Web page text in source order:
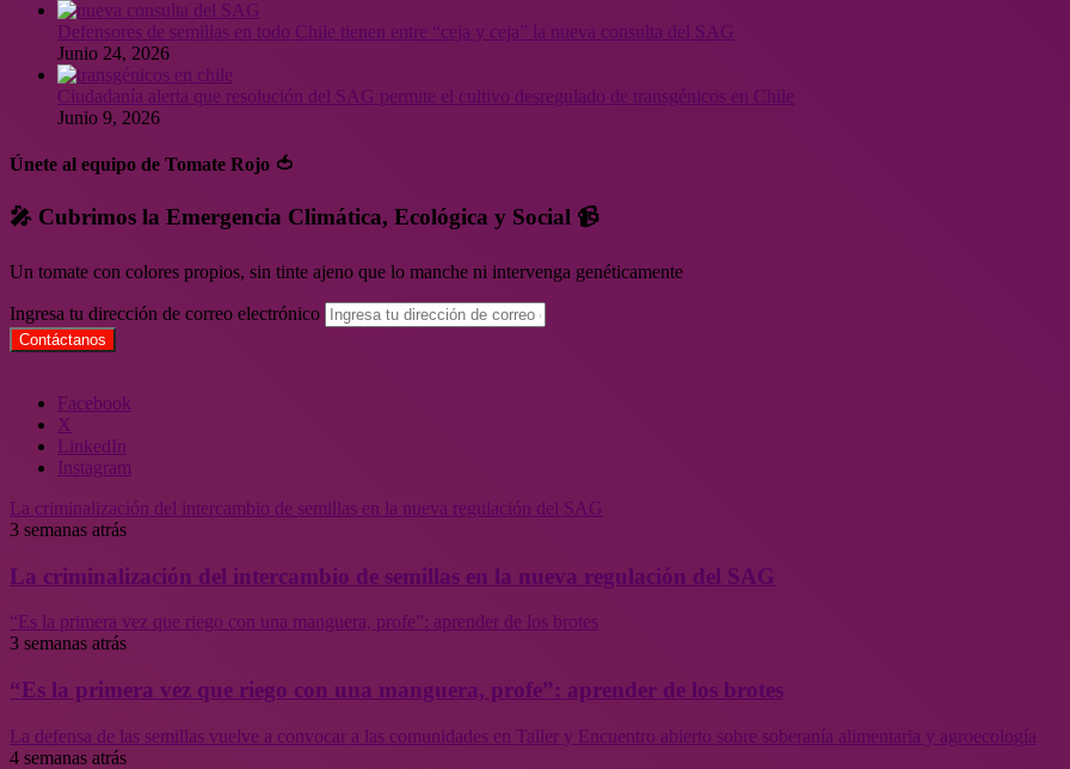
Defensores de semillas en todo Chile tienen entre “ceja y ceja” la nueva consulta del SAG
Junio 24, 2026
Ciudadanía alerta que resolución del SAG permite el cultivo desregulado de transgénicos en Chile
Junio 9, 2026
Únete al equipo de Tomate Rojo 🍅
🎤 Cubrimos la Emergencia Climática, Ecológica y Social 📹
Un tomate con colores propios, sin tinte ajeno que lo manche ni intervenga genéticamente
Ingresa tu dirección de correo electrónico
Facebook
X
LinkedIn
Instagram
La criminalización del intercambio de semillas en la nueva regulación del SAG
3 semanas atrás
La criminalización del intercambio de semillas en la nueva regulación del SAG
“Es la primera vez que riego con una manguera, profe”: aprender de los brotes
3 semanas atrás
“Es la primera vez que riego con una manguera, profe”: aprender de los brotes
La defensa de las semillas vuelve a convocar a las comunidades en Taller y Encuentro abierto sobre soberanía alimentaria y agroecología
4 semanas atrás